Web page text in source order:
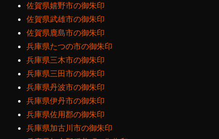
佐賀県嬉野市の御朱印
佐賀県武雄市の御朱印
佐賀県鹿島市の御朱印
兵庫県たつの市の御朱印
兵庫県三木市の御朱印
兵庫県三田市の御朱印
兵庫県丹波市の御朱印
兵庫県伊丹市の御朱印
兵庫県佐用郡の御朱印
兵庫県加古川市の御朱印